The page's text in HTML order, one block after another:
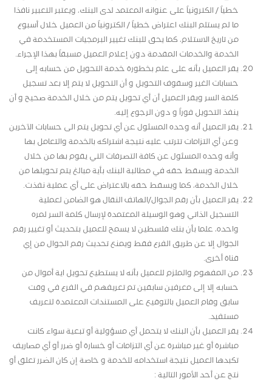
خطياً / الكترونياً على عنوانه المعتمد لدى البنك، ويعتبر التعبير نافذا
ما لم يستلم البنك اعتراض خطياً / الكترونياً من العميل خلال أسبوع
من تاريخ الاستلام، كما يحق للبنك تغيير البرمجيات المستخدمة في
الخدمة والخدمات المقدمة دون إعلام العميل مسبقاً بهذا الإجراء.
يقر العميل بأنه على علم بخطورة خدمة التحويل من حسابه إلى
حسابات الغير وسقوف التحويل و أن التحويل لا يتم إلا بعد تسجيل
كلمة السر ويقر العميل أن أي تحويل يتم من خلال الخدمة صحيح و أن
ينفذ التحويل فوراً و دون الرجوع إليه.
يقر العميل أنه وحده المسئول عن أي تحويل يتم الى حسابات الآخرين
وعن أي التزامات تترتب عليه نتيجة اشتراكه بالخدمة والتعامل بها
وأنه وحده المسئول عن كافة التصرفات التي يقوم بها من خلال
الخدمة ويسقط حقه في مطالبة البنك بأية مبالغ يتم تحويلها من
خلال الخدمة، كما ويسقط حقه بالاعتراض على أي عملية نفذت.
يقر العميل بأن رقم الجوال/الهاتف النقال هو الضامن لعملية
التسجيل الذاتي وهو الوسيلة المعتمدة لإرسال كلمة السر لمره
واحده، علما بأن بنك فلسطين لا يسمح للعميل بتحديث أو تغيير رقم
الجوال إلا عن طريق الفرع فقط ويمنع تحديث رقم الجوال من إي
قناة أخرى.
من المفهوم والملزم للعميل بأنه لا يستطيع تحويل اية أموال من
حسابه إلا إلى معرفين سابقين تم تعريفهم في الفرع في وقت
سابق وقام العميل بالتوقيع على المستندات المعتمدة لتعريف
مستفيد.
يقر العميل بأن البنك لا يتحمل أي مسؤولية أو تبعية سواء كانت
مباشرة أو غير مباشرة عن أي التزامات أو خسارة أو ضرر أو أي مصاريف
تكبدها العميل نتيجة استخدامه للخدمة و خاصة إن كان الضرر تعلق أو
نتج عن أحد الأمور التالية :